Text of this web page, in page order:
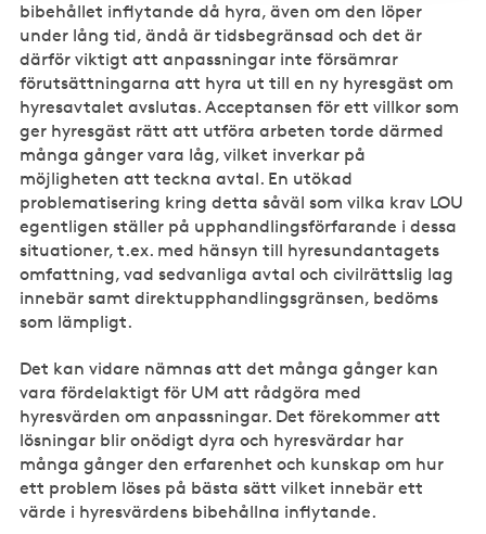
bibehållet inflytande då hyra, även om den löper
under lång tid, ändå är tidsbegränsad och det är
därför viktigt att anpassningar inte försämrar
förutsättningarna att hyra ut till en ny hyresgäst om
hyresavtalet avslutas. Acceptansen för ett villkor som
ger hyresgäst rätt att utföra arbeten torde därmed
många gånger vara låg, vilket inverkar på
möjligheten att teckna avtal. En utökad
problematisering kring detta såväl som vilka krav LOU
egentligen ställer på upphandlingsförfarande i dessa
situationer, t.ex. med hänsyn till hyresundantagets
omfattning, vad sedvanliga avtal och civilrättslig lag
innebär samt direktupphandlingsgränsen, bedöms
som lämpligt.
Det kan vidare nämnas att det många gånger kan
vara fördelaktigt för UM att rådgöra med
hyresvärden om anpassningar. Det förekommer att
lösningar blir onödigt dyra och hyresvärdar har
många gånger den erfarenhet och kunskap om hur
ett problem löses på bästa sätt vilket innebär ett
värde i hyresvärdens bibehållna inflytande.